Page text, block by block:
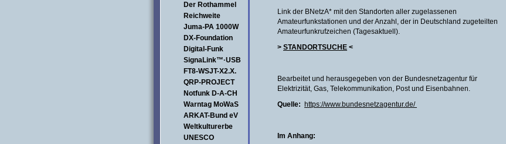
Der Rothammel
Reichweite
Juma-PA 1000W
DX-Foundation
Digital-Funk
SignaLink™·USB
FT8-WSJT-X2.X.
QRP-PROJECT
Notfunk D-A-CH
Warntag MoWaS
ARKAT-Bund eV
Weltkulturerbe
UNESCO
Link der BNetzA* mit den Standorten aller zugelassenen
Amateurfunkstationen und der Anzahl, der in Deutschland zugeteilten
Amateurfunkrufzeichen (Tagesaktuell).
> STANDORTSUCHE <
Bearbeitet und herausgegeben von der Bundesnetzagentur für
Elektrizität, Gas, Telekommunikation, Post und Eisenbahnen.
Quelle:
https://www.bundesnetzagentur.de/
Im Anhang: